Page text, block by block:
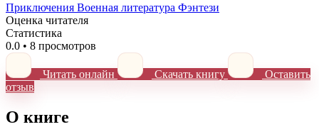
Приключения Военная литература Фэнтези
Оценка читателя
Статистика
0.0 • 8 просмотров
Читать онлайн Скачать книгу
Оставить
отзыв
О книге